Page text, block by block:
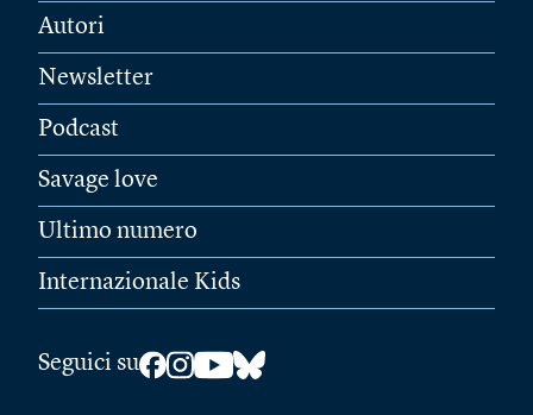
Autori
Newsletter
Podcast
Savage love
Ultimo numero
Internazionale Kids
Seguici su